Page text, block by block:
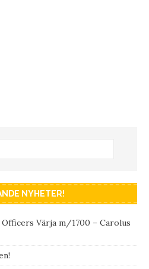
NYHETER!
Värja m/1700 – Carolus